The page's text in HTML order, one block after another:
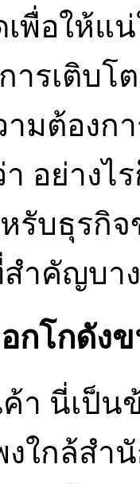
เพื่อให้
ารเติบ
ามต้อง
อย่างไ
หรับธุรกิ
ำคัญบา
กโกดังข
า นี่เป็น
งใกล้ส